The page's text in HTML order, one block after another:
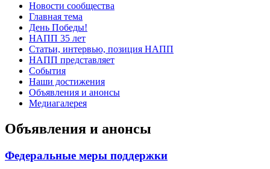
Новости сообщества
Главная тема
День Победы!
НАПП 35 лет
Статьи, интервью, позиция НАПП
НАПП представляет
События
Наши достижения
Объявления и анонсы
Медиагалерея
Объявления и анонсы
Федеральные меры поддержки